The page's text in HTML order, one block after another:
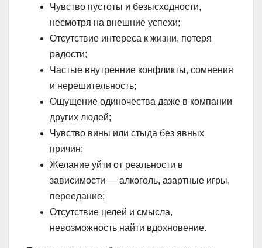
Чувство пустоты и безысходности,
несмотря на внешние успехи;
Отсутствие интереса к жизни, потеря
радости;
Частые внутренние конфликты, сомнения
и нерешительность;
Ощущение одиночества даже в компании
других людей;
Чувство вины или стыда без явных
причин;
Желание уйти от реальности в
зависимости — алкоголь, азартные игры,
переедание;
Отсутствие целей и смысла,
невозможность найти вдохновение.